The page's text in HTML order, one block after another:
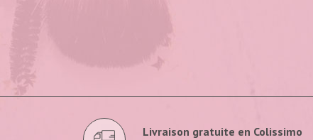
Livraison gratuite en Colissimo